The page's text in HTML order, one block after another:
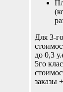
Для 3-
до 0,3
5го
заказы